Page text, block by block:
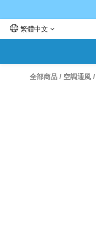
繁體中文
全部商品 / 空調通風 /